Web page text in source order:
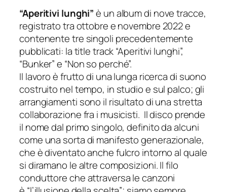
“Aperitivi lunghi”è un album di nove tracce,
registrato tra ottobre e novembre 2022 e
contenente tre singoli precedentemente
pubblicati: la title track “Aperitivi lunghi”,
“Bunker” e “Non so perché”.
Il lavoro è frutto di una lunga ricerca di suono
costruito nel tempo, in studio e sul palco; gli
arrangiamenti sono il risultato di una stretta
collaborazione fra i musicisti. Il disco prende
il nome dal primo singolo, definito da alcuni
come una sorta di manifesto generazionale,
che è diventato anche fulcro intorno al quale
si diramano le altre composizioni. Il filo
conduttore che attraversa le canzoni